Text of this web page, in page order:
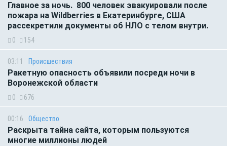
Главное за ночь. 800 человек эвакуировали после
пожара на Wildberries в Екатеринбурге, США
рассекретили документы об НЛО с телом внутри.
0 154
03:11 Происшествия
Ракетную опасность объявили посреди ночи в
Воронежской области
0 676
00:16 Общество
Раскрыта тайна сайта, которым пользуются
многие миллионы людей